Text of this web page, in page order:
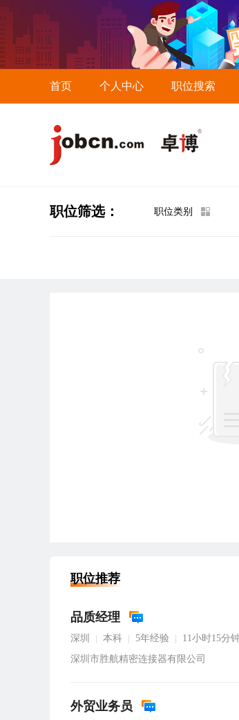
首页 个人中心 职位搜索
职位筛选： 职位类别
职位推荐
品质经理
深圳 本科 5年经验
11小时15分
深圳市胜航精密连接器有限公司
外贸业务员